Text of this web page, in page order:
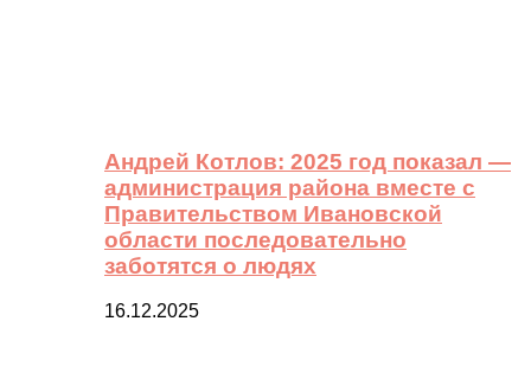
Андрей Котлов: 2025 год показал —
администрация района вместе с
Правительством Ивановской
области последовательно
заботятся о людях
16.12.2025